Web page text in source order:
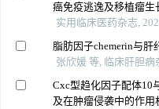
癌免疫逃逸及移植瘤生
实用临床医药杂志,
脂肪因子chemerin与肝
张欣媛 等, 临床肝胆病
Cxc型趋化因子配体10
及在肿瘤侵袭中的作用